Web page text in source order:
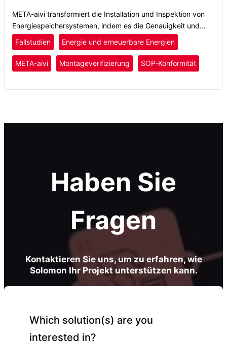
META-aivi transformiert die Installation und Inspektion von
Energiespeichersystemen, indem es die Genauigkeit und
Effizienz mit einer Echtzeit-SOP-Validierung unter
Verwendung von AR + KI-Technologie optimiert.
Fallstudien Energie und erneuerbare Energien
META-aivi Montageverifizierung SOP-Konformität
Haben Sie
Fragen
Kontaktieren Sie uns, um zu erfahren, wie
Solomon Ihr Projekt unterstützen kann.
Which solution(s) are you
interested in?